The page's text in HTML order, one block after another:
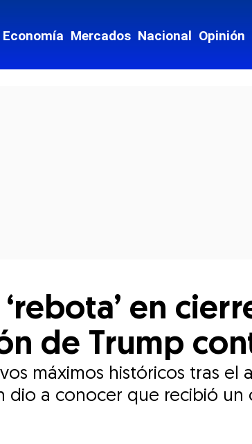
Economía Mercados Nacional Opinión
en
de Trump
máximos históricos tras el
dio a conocer que recibió
Email
Facebook
Twitter
LinkedIn
global.social-whatsapp